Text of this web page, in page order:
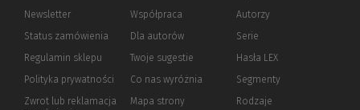
Newsletter
Status zamówienia
Regulamin sklepu
Polityka prywatności (Nowe
(Link
innej
Zwrot lub reklamacja
Współpraca
Dla autorów(Nowe
(Link
innej
strony)
Twoje sugestie
Co nas wyróżnia
Mapa strony
Autorzy
Serie
Hasła LEX
Segmenty
Rodzaje